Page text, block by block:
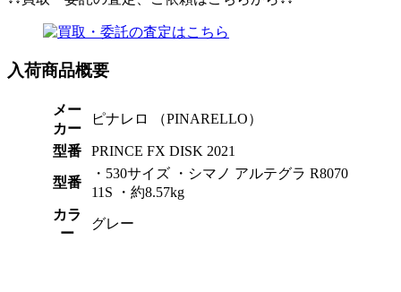
入荷商品概要
メー
カー
ピナレロ （PINARELLO）
型番 PRINCE FX DISK 2021
型番
・530サイズ ・シマノ アルテグラ R8070
11S ・約8.57kg
カラ
ー
グレー